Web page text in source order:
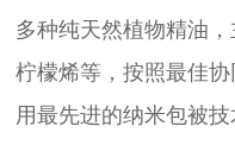
多种纯天然植物精油，
柠檬烯等，按照最佳
用最先进的纳米包被